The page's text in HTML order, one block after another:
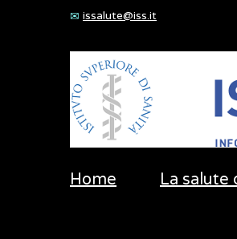
issalute@iss.it
Home La salute